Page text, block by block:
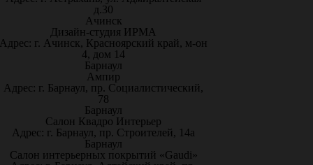
д.30
Ачинск
Дизайн-студия ИРМА
Адрес: г. Ачинск, Красноярский край, м-он
4, дом 14
Барнаул
Ампир
Адрес: г. Барнаул, пр. Социалистический,
78
Барнаул
Салон Квадро Интерьер
Адрес: г. Барнаул, пр. Строителей, 14а
Барнаул
Салон интерьерных покрытий «Gaudi»